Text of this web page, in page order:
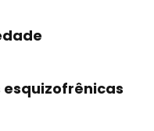
esquizofrênicas